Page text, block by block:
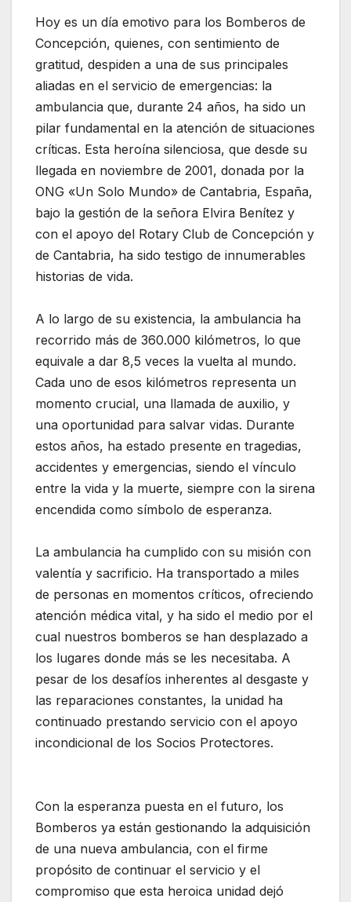
Hoy es un día emotivo para los Bomberos de
Concepción, quienes, con sentimiento de
gratitud, despiden a una de sus principales
aliadas en el servicio de emergencias: la
ambulancia que, durante 24 años, ha sido un
pilar fundamental en la atención de situaciones
críticas. Esta heroína silenciosa, que desde su
llegada en noviembre de 2001, donada por la
ONG «Un Solo Mundo» de Cantabria, España,
bajo la gestión de la señora Elvira Benítez y
con el apoyo del Rotary Club de Concepción y
de Cantabria, ha sido testigo de innumerables
historias de vida.
A lo largo de su existencia, la ambulancia ha
recorrido más de 360.000 kilómetros, lo que
equivale a dar 8,5 veces la vuelta al mundo.
Cada uno de esos kilómetros representa un
momento crucial, una llamada de auxilio, y
una oportunidad para salvar vidas. Durante
estos años, ha estado presente en tragedias,
accidentes y emergencias, siendo el vínculo
entre la vida y la muerte, siempre con la sirena
encendida como símbolo de esperanza.
La ambulancia ha cumplido con su misión con
valentía y sacrificio. Ha transportado a miles
de personas en momentos críticos, ofreciendo
atención médica vital, y ha sido el medio por el
cual nuestros bomberos se han desplazado a
los lugares donde más se les necesitaba. A
pesar de los desafíos inherentes al desgaste y
las reparaciones constantes, la unidad ha
continuado prestando servicio con el apoyo
incondicional de los Socios Protectores.
Con la esperanza puesta en el futuro, los
Bomberos ya están gestionando la adquisición
de una nueva ambulancia, con el firme
propósito de continuar el servicio y el
compromiso que esta heroica unidad dejó